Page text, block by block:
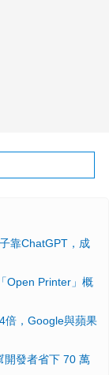
靠ChatGPT，成
Open Printer」概
倍，Google與蘋果
開發者省下 70 萬